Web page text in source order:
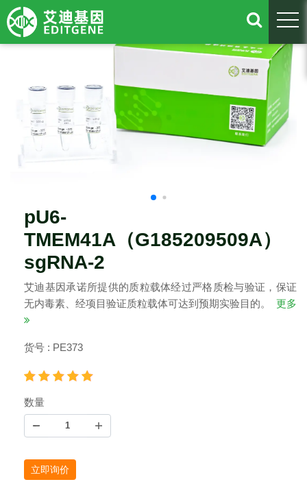
pU6-
TMEM41A（G185209509A）
sgRNA-2
艾迪基因承诺所提供的质粒载体经过严格质检与验证，保证
无内毒素、经项目验证质粒载体可达到预期实验目的。
更多
货号 : PE373
数量
立即询价